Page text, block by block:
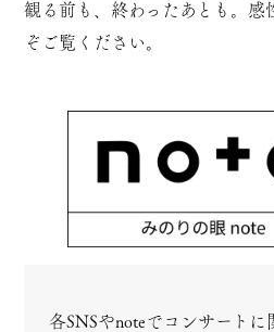
観る前も、終わったあとも。感
ぞご覧ください。
各SNSやnoteでコンサート